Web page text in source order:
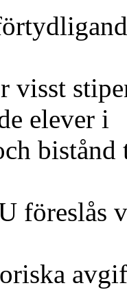
visst
elever i
föreslås